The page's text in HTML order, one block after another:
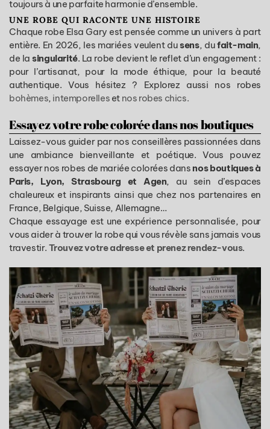
toujours à une parfaite harmonie d’ensemble.
UNE ROBE QUI RACONTE UNE HISTOIRE
Chaque robe Elsa Gary est pensée comme un univers à part
entière. En 2026, les mariées veulent dusens, dufait-main,
de lasingularité. La robe devient le reflet d’un engagement :
pour l’artisanat, pour la mode éthique, pour la beauté
authentique. Vous hésitez ? Explorez aussi nos robes
bohèmes, intemporelles et nos robes chics.
Essayez votre robe colorée dans nos boutiques
Laissez-vous guider par nos conseillères passionnées dans
une ambiance bienveillante et poétique. Vous pouvez
essayer nos robes de mariée colorées dans nos boutiques à
Paris, Lyon, Strasbourg et Agen, au sein d’espaces
chaleureux et inspirants ainsi que chez nos partenaires en
France, Belgique, Suisse, Allemagne…
Chaque essayage est une expérience personnalisée, pour
vous aider à trouver la robe qui vous révèle sans jamais vous
travestir. Trouvez votre adresse et prenez rendez-vous.